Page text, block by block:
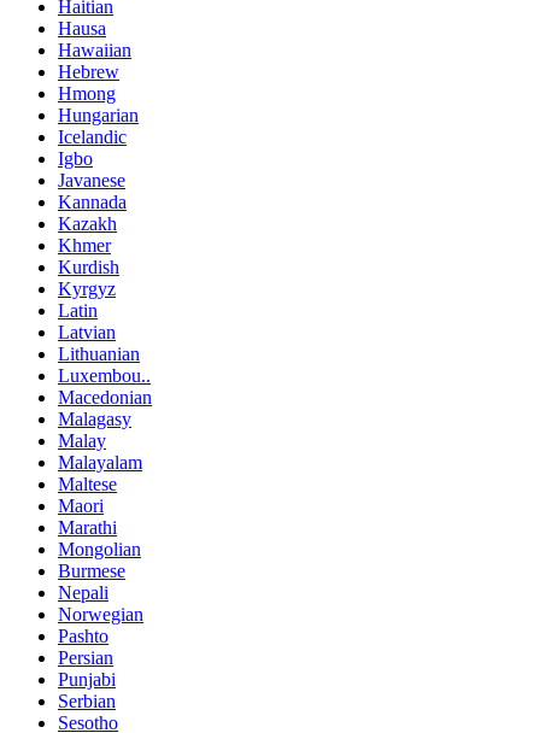
Haitian
Hausa
Hawaiian
Hebrew
Hmong
Hungarian
Icelandic
Igbo
Javanese
Kannada
Kazakh
Khmer
Kurdish
Kyrgyz
Latin
Latvian
Lithuanian
Luxembou..
Macedonian
Malagasy
Malay
Malayalam
Maltese
Maori
Marathi
Mongolian
Burmese
Nepali
Norwegian
Pashto
Persian
Punjabi
Serbian
Sesotho